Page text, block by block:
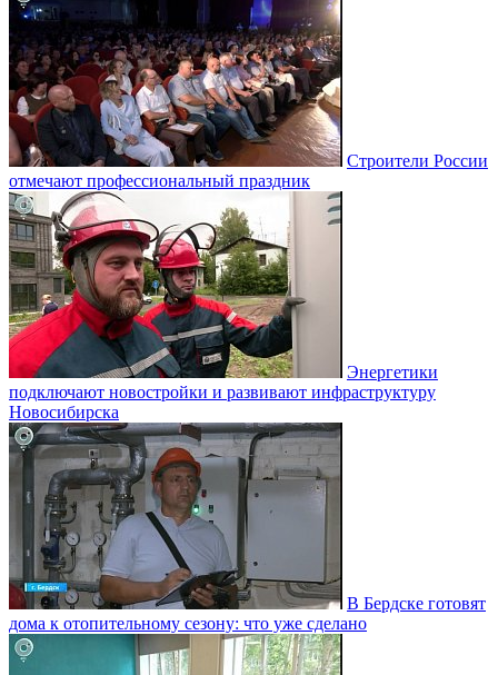
Строители России
отмечают профессиональный праздник
Энергетики
подключают новостройки и развивают инфраструктуру
Новосибирска
В Бердске готовят
дома к отопительному сезону: что уже сделано